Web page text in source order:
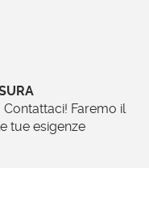
Faremo il
tue esigenze